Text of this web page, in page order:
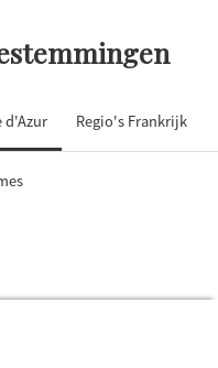
d'Azur Regio's Frankrijk